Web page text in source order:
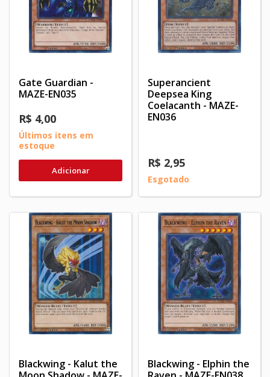
Gate Guardian -
MAZE-EN035
R$ 4,00
Últimos itens em
estoque
Adicionar
Superancient
Deepsea King
Coelacanth - MAZE-
EN036
R$ 2,95
Esgotado
Blackwing - Kalut the
Blackwing - Elphin the